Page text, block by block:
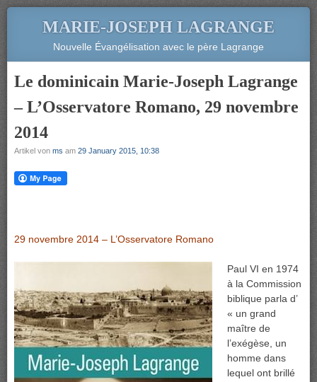
MARIE-JOSEPH LAGRANGE
Nouvelle Évangélisation avec le père Lagrange
Le dominicain Marie-Joseph Lagrange
– L’Osservatore Romano, 29 novembre
2014
Artikel von ms am 29 January 2015, 10:38
29 novembre 2014 – L’Osservatore Romano
Paul VI en 1974
à la Commission
biblique parla d’
« un grand
maître de
l’exégèse, un
homme dans
lequel ont brillé